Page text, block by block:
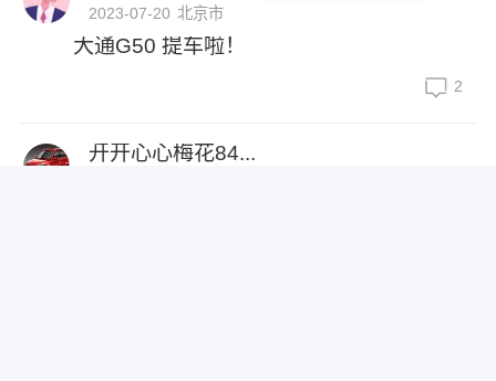
2023-07-20 北京市
大通G50 提车啦！
2
开开心心梅花84...